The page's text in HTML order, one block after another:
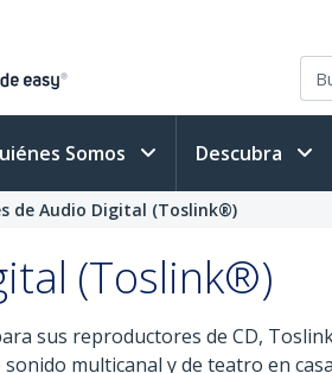
Somos Descubra
de Audio Digital (Toslink®)
(Toslink®)
sus reproductores de CD,
multicanal y de teatro en